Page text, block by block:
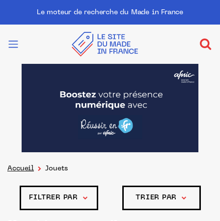
Le moteur de recherche du Made in France
Accueil Jouets
FILTRER PAR TRIER PAR